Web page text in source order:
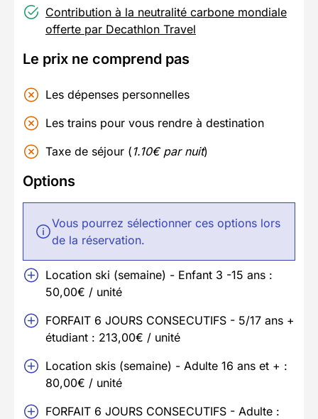
Contribution à la neutralité carbone mondiale
offerte par Decathlon Travel
Le prix ne comprend pas
Les dépenses personnelles
Les trains pour vous rendre à destination
Taxe de séjour ( 1.10€ par nuit)
Options
Vous pourrez sélectionner ces options lors
de la réservation.
Location ski (semaine) - Enfant 3 -15 ans :
50,00€ / unité
FORFAIT 6 JOURS CONSECUTIFS - 5/17 ans +
étudiant : 213,00€ / unité
Location skis (semaine) - Adulte 16 ans et + :
80,00€ / unité
FORFAIT 6 JOURS CONSECUTIFS - Adulte :